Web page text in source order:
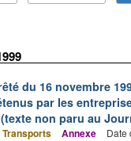
du 16 novembre
par les
non paru au
Transports Annexe Date